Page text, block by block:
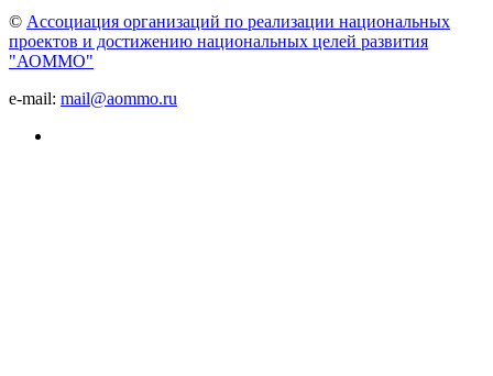
© Ассоциация организаций по реализации национальных
проектов и достижению национальных целей развития
"АОММО"
e-mail: mail@aommo.ru